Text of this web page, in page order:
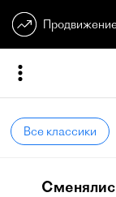
Все классики